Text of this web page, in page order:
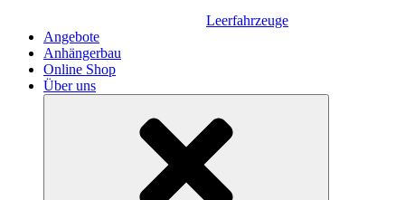
Leerfahrzeuge
Angebote
Anhängerbau
Online Shop
Über uns